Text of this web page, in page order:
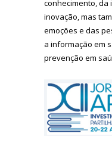
conhecimento, da
inovação, mas
emoções e das
a informação em
prevenção em